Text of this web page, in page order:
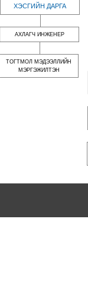
ХЭСГИЙН ДАРГА
АХЛАГЧ ИНЖЕНЕР
ТОГТМОЛ МЭДЭЭЛЛИЙН
МЭРГЭЖИЛТЭН